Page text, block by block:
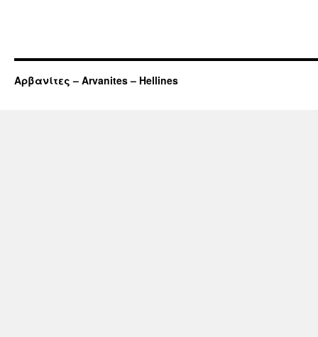
Αρβανίτες – Arvanites – Hellines